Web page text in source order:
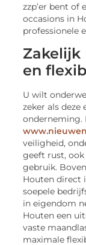
zzp’er bent of
occasions in
professionele
Zakelijk
en
U wilt
zeker als deze
onderneming.
veiligheid,
geeft rust,
gebruik.
Houten direct
soepele
in eigendom
Houten een
vaste
maximale